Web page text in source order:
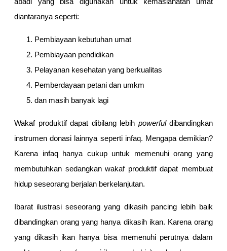
diantaranya seperti:
Pembiayaan kebutuhan umat
Pembiayaan pendidikan
Pelayanan kesehatan yang berkualitas
Pemberdayaan petani dan umkm
dan masih banyak lagi
Wakaf produktif dapat dibilang lebih powerful dibandingkan
instrumen donasi lainnya seperti infaq. Mengapa demikian?
Karena infaq hanya cukup untuk memenuhi orang yang
membutuhkan sedangkan wakaf produktif dapat membuat
hidup seseorang berjalan berkelanjutan.
Ibarat ilustrasi seseorang yang dikasih pancing lebih baik
dibandingkan orang yang hanya dikasih ikan. Karena orang
yang dikasih ikan hanya bisa memenuhi perutnya dalam